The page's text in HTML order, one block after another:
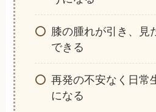
膝の腫れが引き、見
できる
再発の不安なく日常
になる